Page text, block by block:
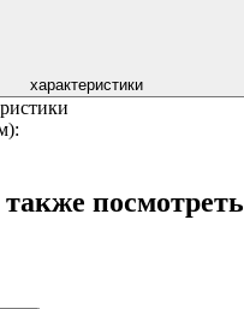
характеристики
посмотреть